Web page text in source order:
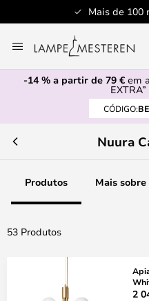
Mais de 100 marcas de
para
o
Conteúdo
-14 % a partir de 79 € em
EXTRA”
CÓDIGO:
Nuura
Produtos Mais
53 Produtos
2